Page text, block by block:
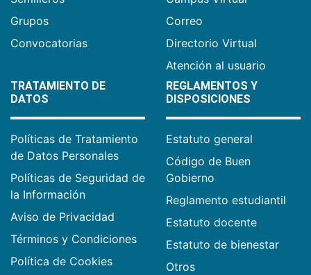
Grupos
Convocatorias
Correo
Directorio Virtual
Atención al usuario
TRATAMIENTO DE
DATOS
Políticas de Tratamiento
de Datos Personales
Políticas de Seguridad de
la Información
Aviso de Privacidad
Términos y Condiciones
Política de Cookies
REGLAMENTOS Y
DISPOSICIONES
Estatuto general
Código de Buen
Gobierno
Reglamento estudiantil
Estatuto docente
Estatuto de bienestar
Otros